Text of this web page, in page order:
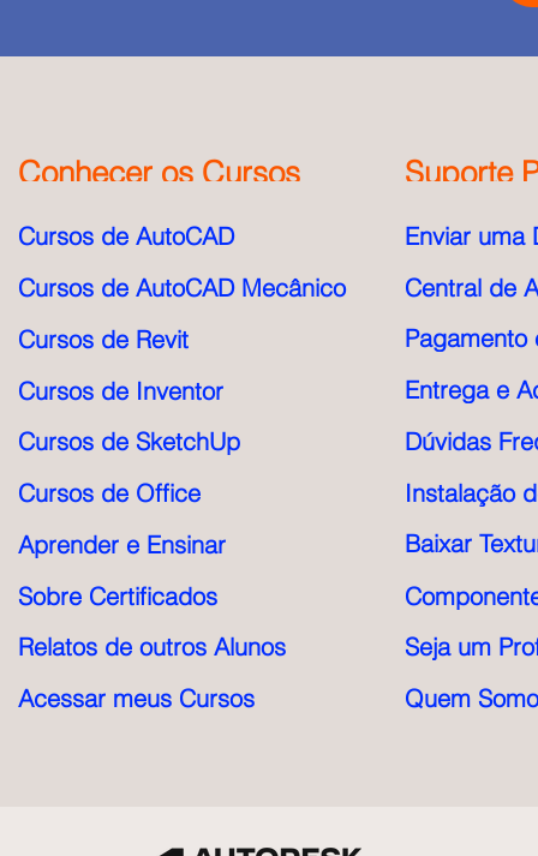
Conhecer os Cursos
Cursos de AutoCAD
Cursos de AutoCAD Mecânico
Cursos de Revit
Cursos de Inventor
Cursos de SketchUp
Cursos de Office
Aprender e Ensinar
Sobre Certificados
Relatos de outros Alunos
Acessar meus Cursos
Suporte
Enviar uma
Central de
Pagamento
Entrega e
Dúvidas
Instalação
Baixar
Seja um
Quem